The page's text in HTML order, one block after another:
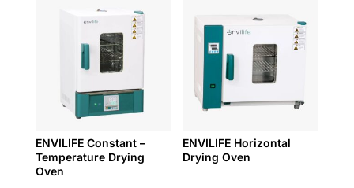
ENVILIFE Constant –
Temperature Drying
Oven
ENVILIFE Horizontal
Drying Oven